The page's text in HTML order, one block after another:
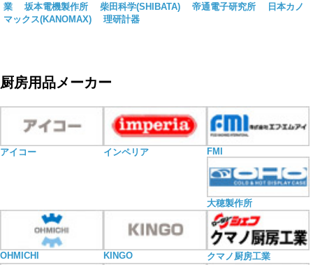
業
坂本電機製作所 柴田科学(SHIBATA) 帝通電子研究所
日本カノ
マックス(KANOMAX)
理研計器
厨房用品メーカー
アイコー インペリア FMI
大穂製作所
OHMICHI KINGO クマノ厨房工業